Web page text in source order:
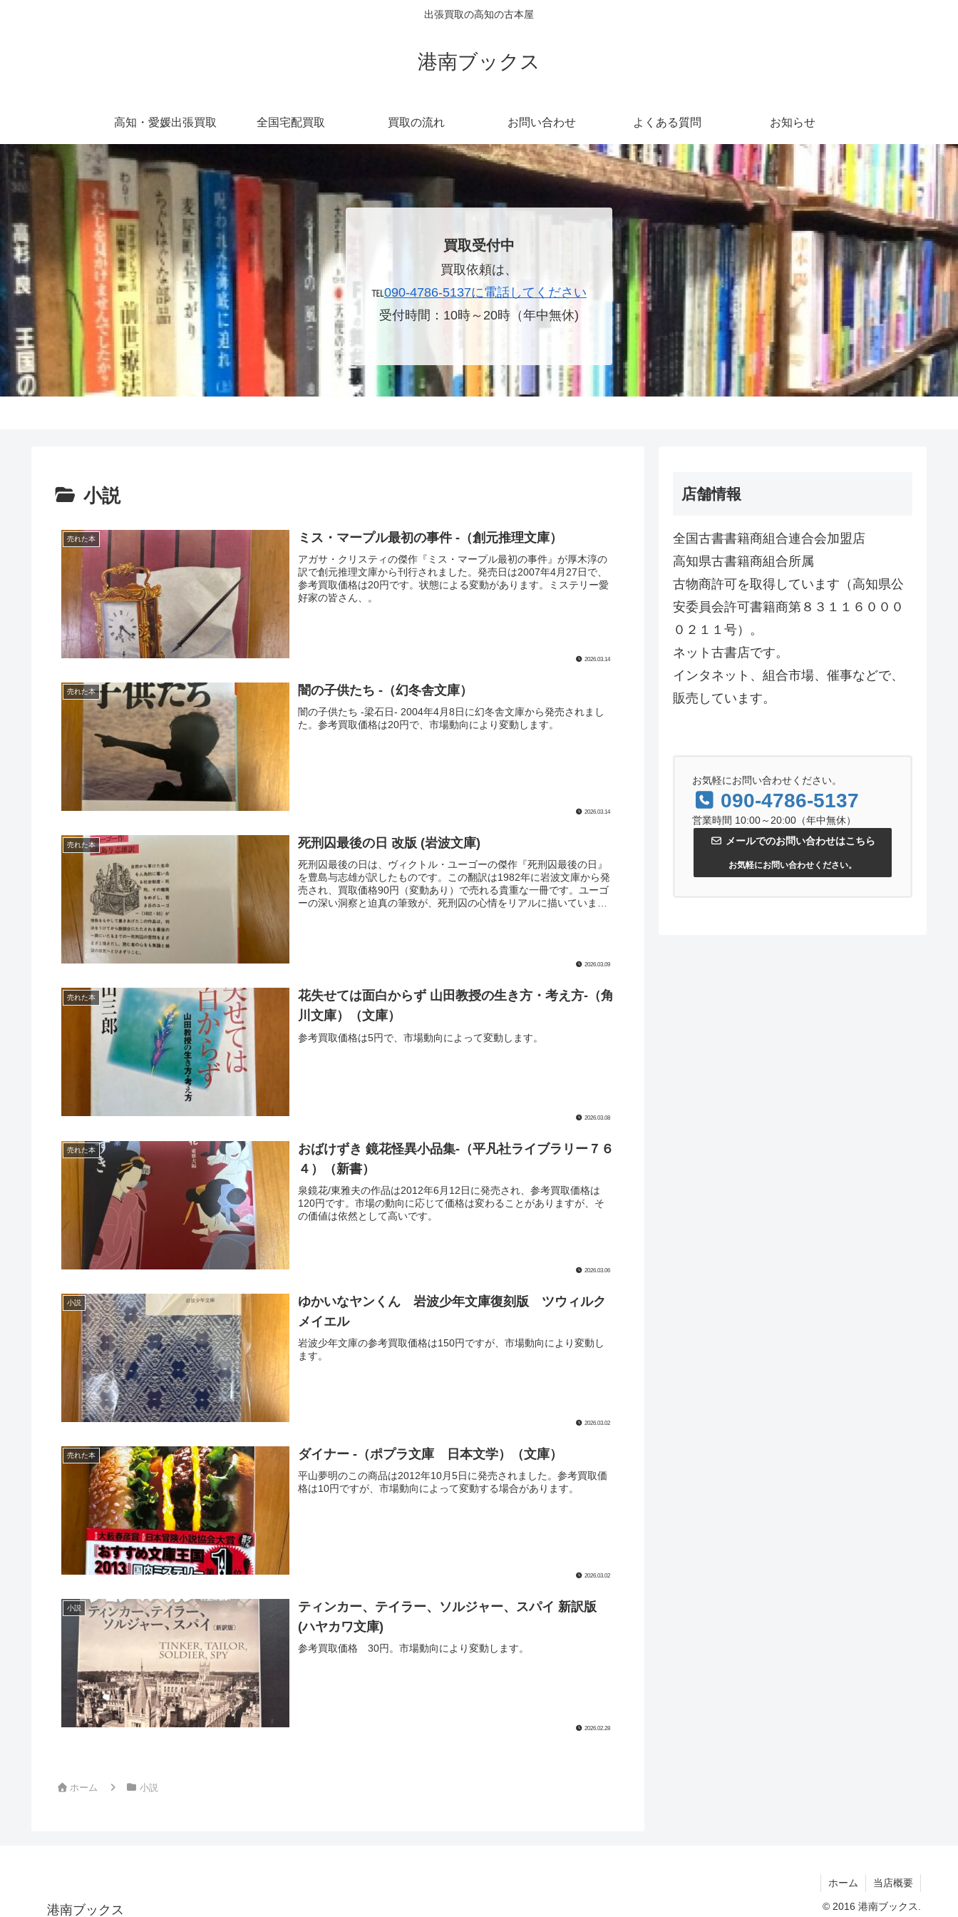
出張買取の高知の古本屋
港南ブックス
高知・愛媛出張買取 全国宅配買取 買取の流れ お問い合わせ よくある質問 お知らせ
買取受付中
買取依頼は、
℡090-4786-5137に電話してください
受付時間：10時～20時（年中無休)
小説
売れた本 ミス・マープル最初の事件 -（創元推理文庫）
アガサ・クリスティの傑作『ミス・マープル最初の事件』が厚木淳の
訳で創元推理文庫から刊行されました。発売日は2007年4月27日で、
参考買取価格は20円です。状態による変動があります。ミステリー愛
好家の皆さん、。
2026.03.14
売れた本 闇の子供たち -（幻冬舎文庫）
闇の子供たち -梁石日- 2004年4月8日に幻冬舎文庫から発売されまし
た。参考買取価格は20円で、市場動向により変動します。
2026.03.14
売れた本 死刑囚最後の日 改版 (岩波文庫)
死刑囚最後の日は、ヴィクトル・ユーゴーの傑作『死刑囚最後の日』
を豊島与志雄が訳したものです。この翻訳は1982年に岩波文庫から発
売され、買取価格90円（変動あり）で売れる貴重な一冊です。ユーゴ
ーの深い洞察と迫真の筆致が、死刑囚の心情をリアルに描いていま
2026.03.09
売れた本
花失せては面白からず 山田教授の生き方・考え方-（角
川文庫）（文庫）
参考買取価格は5円で、市場動向によって変動します。
2026.03.08
売れた本
おばけずき 鏡花怪異小品集-（平凡社ライブラリー７６
４）（新書）
泉鏡花/東雅夫の作品は2012年6月12日に発売され、参考買取価格は
120円です。市場の動向に応じて価格は変わることがありますが、そ
の価値は依然として高いです。
2026.03.06
小説
ゆかいなヤンくん 岩波少年文庫復刻版 ツウィルク
メイエル
岩波少年文庫の参考買取価格は150円ですが、市場動向により変動し
ます。
2026.03.02
売れた本 ダイナー -（ポプラ文庫 日本文学）（文庫）
平山夢明のこの商品は2012年10月5日に発売されました。参考買取価
格は10円ですが、市場動向によって変動する場合があります。
2026.03.02
小説
ティンカー、テイラー、ソルジャー、スパイ 新訳版
(ハヤカワ文庫)
参考買取価格 30円。市場動向により変動します。
2026.02.28
ホーム 小説
店舗情報
全国古書書籍商組合連合会加盟店
高知県古書籍商組合所属
古物商許可を取得しています（高知県公
安委員会許可書籍商第８３１１６０００
０２１１号）。
ネット古書店です。
インタネット、組合市場、催事などで、
販売しています。
お気軽にお問い合わせください。
090-4786-5137
営業時間 10:00～20:00（年中無休）
メールでのお問い合わせはこちら
お気軽にお問い合わせください。
港南ブックス
ホーム 当店概要
© 2016 港南ブックス.